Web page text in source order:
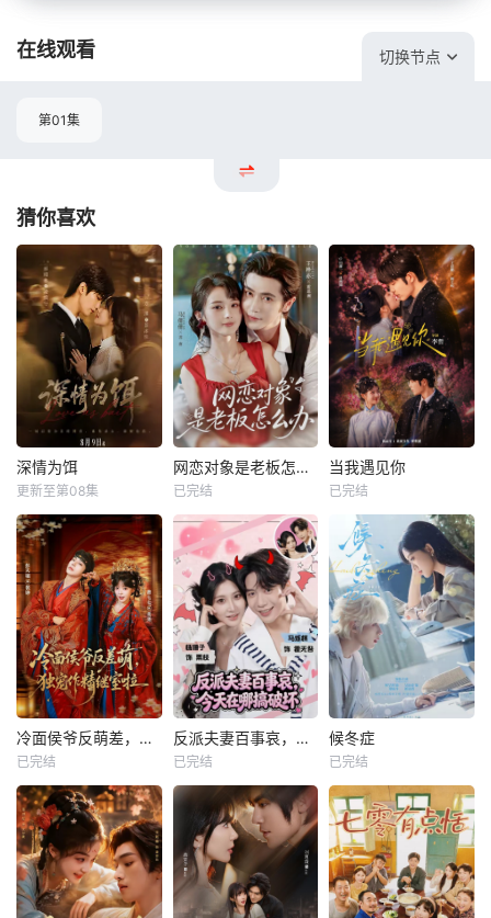
在线观看 切换节点
第01集
猜你喜欢
深情为饵
更新至第08集
网恋对象是老板怎么办
已完结
当我遇见你
已完结
冷面侯爷反萌差，独宠作精继室啦
已完结
反派夫妻百事哀，今天在哪搞破坏
已完结
候冬症
已完结